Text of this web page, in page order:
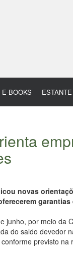
E-BOOKS
novas
por meio da
do saldo
previsto na